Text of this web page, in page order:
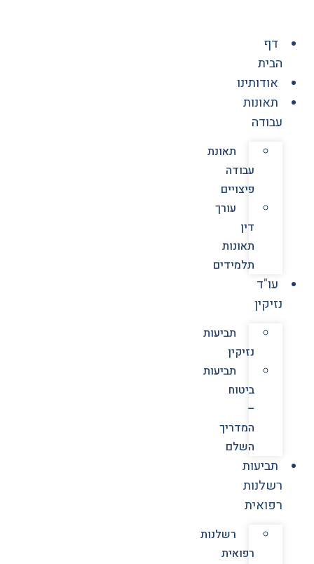
דף
הבית
אודותינו
תאונות
עבודה
תאונת
עבודה
פיצויים
עורך
דין
תאונות
תלמידים
עו"ד
נזיקין
תביעות
נזיקין
תביעות
ביטוח
–
המדריך
השלם
תביעות
רשלנות
רפואית
רשלנות
רפואית